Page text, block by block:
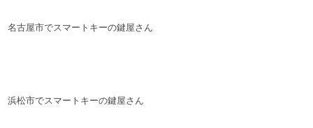
名古屋市でスマートキーの鍵屋さん
浜松市でスマートキーの鍵屋さん